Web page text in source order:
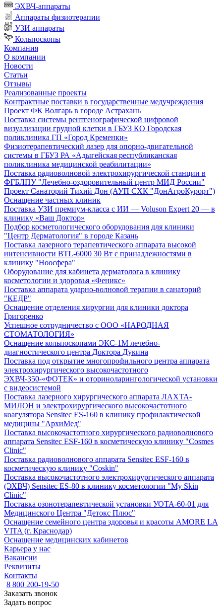
ЭХВЧ-аппараты
Аппараты физиотерапии
УЗИ аппараты
Кольпоскопы
Компания
О компании
Новости
Статьи
Отзывы
Реализованные проекты
Контрактные поставки в государственные медучреждения
Проект ФК Волгарь в городе Астрахань
Поставка системы рентгенографической цифровой
визуализации грудной клетки в ГБУЗ КО Городская
поликлиника ГП «Город Кременки»
Физиотерапевтический лазер для опорно-двигательной
системы в ГБУЗ РА «Адыгейская республиканская
поликлиника медицинской реабилитации»
Поставка радиоволновой электрохирургической станции в
ФГБЛПУ "Лечебно-оздоровительный центр МИД России"
Проект Санаторий Тихий Дон (АУП СХК "ДонАгроКурорт")
Оснащение частных клиник
Поставка УЗИ премиум-класса с ИИ — Voluson Expert 20 — в
клинику «Ваш Доктор»
Подбор косметологического оборудования для клиники
"Центр Дерматология" в городе Казань
Поставка лазерного терапевтического аппарата высокой
интенсивности BTL-6000 30 Вт с принадлежностями в
клинику "Ноосфера"
Оборудование для кабинета дерматолога в клинику
косметологии и здоровья «Феникс»
Поставка аппарата ударно-волновой терапии в санаторий
"КЕДР"
Оснащение отделения хирургии для клиники доктора
Григоренко
Успешное сотрудничество с ООО «НАРОДНАЯ
СТОМАТОЛОГИЯ»
Оснащение кольпоскопами ЭКС-1М лечебно-
диагностического центра Доктора Дукина
Поставка под открытие многопрофильного центра аппарата
электрохирургического высокочастотного
ЭХВЧ-350-«ФОТЕК» и оториноларингологической установки
с видеосистемой
Поставка лазерного хирургического аппарата ЛАХТА-
МИЛОН и электрохирургического высокочастотного
коагулятора Sensitec ES-160 в клинику профилактической
медицины "АрхиМед"
Поставка высокочастотного хирургического радиоволнового
аппарата Sensitec ESF-160 в косметическую клинику "Cosmes
Clinic"
Поставка радиоволнового аппарата Sensitec ESF-160 в
косметическую клинику "Coskin"
Поставка высокочастотного электрохирургического аппарата
(ЭХВЧ) Sensitec ES-80 в клинику косметологии "My Skin
Clinic"
Поставка озонотерапевтической установки УОТА-60-01 для
Медицинского Центра "Детокс Плюс"
Оснащение семейного центра здоровья и красоты AMORE LA
VITA (г. Краснодар)
Оснащение медицинских кабинетов
Карьера у нас
Вакансии
Реквизиты
Контакты
8 800 200-19-50
Заказать звонок
Задать вопрос